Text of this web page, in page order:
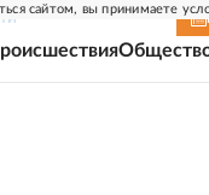
сайтом, вы принимаете